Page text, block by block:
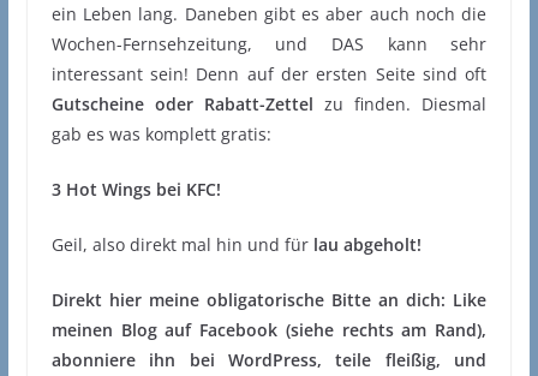
ein Leben lang. Daneben gibt es aber auch noch die
Wochen-Fernsehzeitung, und DAS kann sehr
interessant sein! Denn auf der ersten Seite sind oft
Gutscheine oder Rabatt-Zettel zu finden. Diesmal
gab es was komplett gratis:
3 Hot Wings bei KFC!
Geil, also direkt mal hin und für lau abgeholt!
Direkt hier meine obligatorische Bitte an dich: Like
meinen Blog auf Facebook (siehe rechts am Rand),
abonniere ihn bei WordPress, teile fleißig, und